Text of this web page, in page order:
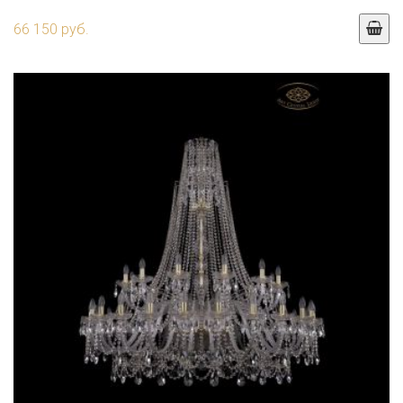
66 150 руб.